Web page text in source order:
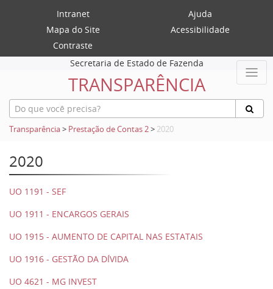
Intranet
Ajuda
Mapa do Site
Acessibilidade
Contraste
Secretaria de Estado de Fazenda
TRANSPARÊNCIA
Transparência> Prestação de Contas 2> 2020
2020
UO 1191 - SEF
UO 1911 - ENCARGOS GERAIS
UO 1915 - AUMENTO DE CAPITAL NAS ESTATAIS
UO 1916 - GESTÃO DA DÍVIDA
UO 4621 - MG INVEST